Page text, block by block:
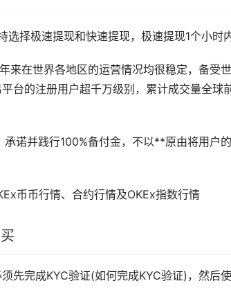
选择极速提现和快速提现，极速提现1个小
来在世界各地区的运营情况均很稳定，备受
台的注册用户超千万级别，累计成交量全
诺并践行100%备付金，不以**原由将用户
币币行情、合约行情及OKEx指数行情
先完成KYC验证(如何完成KYC验证)，然后